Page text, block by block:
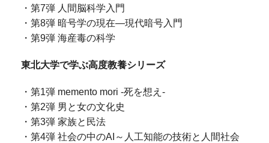
・第7弾 人間脳科学入門
・第8弾 暗号学の現在―現代暗号入門
・第9弾 海産毒の科学
東北大学で学ぶ高度教養シリーズ
・第1弾 memento mori -死を想え-
・第2弾 男と女の文化史
・第3弾 家族と民法
・第4弾 社会の中のAI～人工知能の技術と人間社会